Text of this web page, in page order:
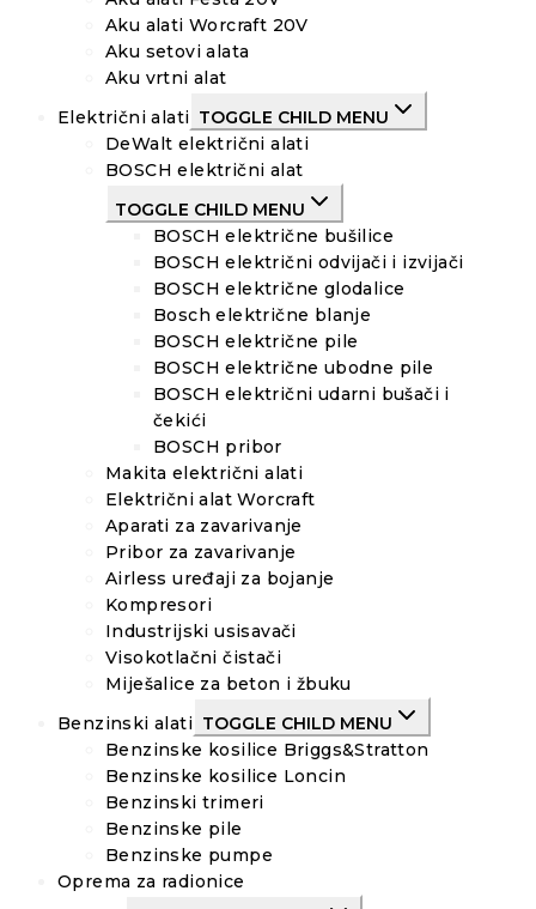
Aku alati Worcraft 20V
Aku setovi alata
Aku vrtni alat
Električni alati TOGGLE CHILD MENU
DeWalt električni alati
BOSCH električni alat
TOGGLE CHILD MENU
BOSCH električne bušilice
BOSCH električni odvijači i izvijači
BOSCH električne glodalice
Bosch električne blanje
BOSCH električne pile
BOSCH električne ubodne pile
BOSCH električni udarni bušači i
čekići
BOSCH pribor
Makita električni alati
Električni alat Worcraft
Aparati za zavarivanje
Pribor za zavarivanje
Airless uređaji za bojanje
Kompresori
Industrijski usisavači
Visokotlačni čistači
Miješalice za beton i žbuku
Benzinski alati TOGGLE CHILD MENU
Benzinske kosilice Briggs&Stratton
Benzinske kosilice Loncin
Benzinski trimeri
Benzinske pile
Benzinske pumpe
Oprema za radionice